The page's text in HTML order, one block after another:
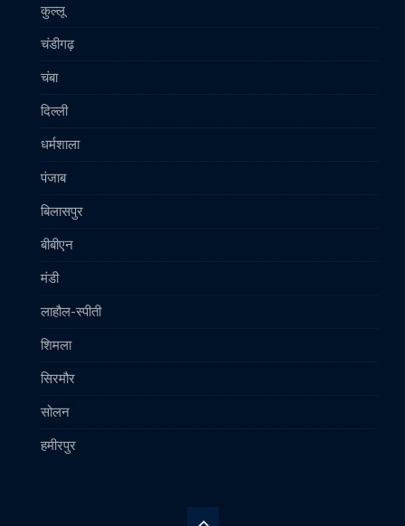
कुल्लू
चंडीगढ़
चंबा
दिल्ली
धर्मशाला
पंजाब
बिलासपुर
बीबीएन
मंडी
लाहौल-स्पीती
शिमला
सिरमौर
सोलन
हमीरपुर